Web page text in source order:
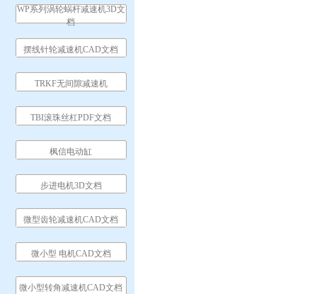
WP系列涡轮蜗杆减速机3D文
档
摆线针轮减速机CAD文档
TRKF无间隙减速机
TBI滚珠丝杠PDF文档
枫信电动缸
步进电机3D文档
微型齿轮减速机CAD文档
微小型 电机CAD文档
微小型转角减速机CAD文档